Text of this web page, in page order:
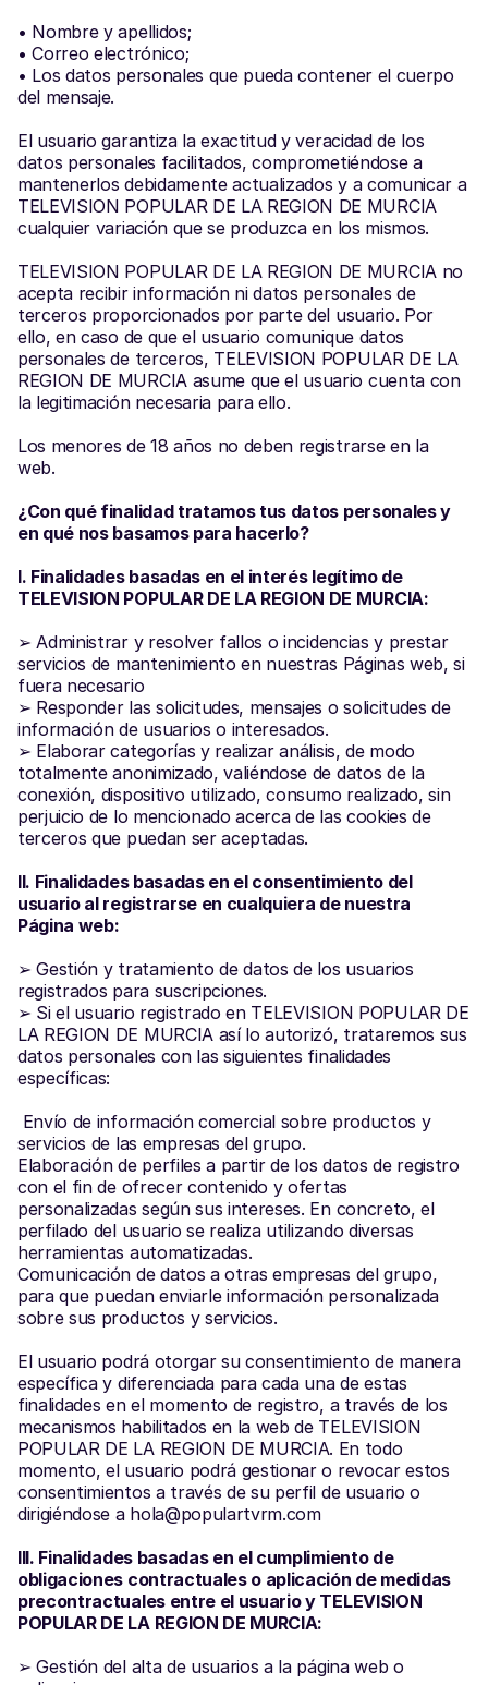
• Nombre y apellidos;
• Correo electrónico;
• Los datos personales que pueda contener el cuerpo
del mensaje.
El usuario garantiza la exactitud y veracidad de los
datos personales facilitados, comprometiéndose a
mantenerlos debidamente actualizados y a comunicar a
TELEVISION POPULAR DE LA REGION DE MURCIA
cualquier variación que se produzca en los mismos.
TELEVISION POPULAR DE LA REGION DE MURCIA no
acepta recibir información ni datos personales de
terceros proporcionados por parte del usuario. Por
ello, en caso de que el usuario comunique datos
personales de terceros, TELEVISION POPULAR DE LA
REGION DE MURCIA asume que el usuario cuenta con
la legitimación necesaria para ello.
Los menores de 18 años no deben registrarse en la
web.
¿Con qué finalidad tratamos tus datos personales y
en qué nos basamos para hacerlo?
I. Finalidades basadas en el interés legítimo de
TELEVISION POPULAR DE LA REGION DE MURCIA:
➢ Administrar y resolver fallos o incidencias y prestar
servicios de mantenimiento en nuestras Páginas web, si
fuera necesario
➢ Responder las solicitudes, mensajes o solicitudes de
información de usuarios o interesados.
➢ Elaborar categorías y realizar análisis, de modo
totalmente anonimizado, valiéndose de datos de la
conexión, dispositivo utilizado, consumo realizado, sin
perjuicio de lo mencionado acerca de las cookies de
terceros que puedan ser aceptadas.
II. Finalidades basadas en el consentimiento del
usuario al registrarse en cualquiera de nuestra
Página web:
➢ Gestión y tratamiento de datos de los usuarios
registrados para suscripciones.
➢ Si el usuario registrado en TELEVISION POPULAR DE
LA REGION DE MURCIA así lo autorizó, trataremos sus
datos personales con las siguientes finalidades
específicas:
Envío de información comercial sobre productos y
servicios de las empresas del grupo.
Elaboración de perfiles a partir de los datos de registro
con el fin de ofrecer contenido y ofertas
personalizadas según sus intereses. En concreto, el
perfilado del usuario se realiza utilizando diversas
herramientas automatizadas.
Comunicación de datos a otras empresas del grupo,
para que puedan enviarle información personalizada
sobre sus productos y servicios.
El usuario podrá otorgar su consentimiento de manera
específica y diferenciada para cada una de estas
finalidades en el momento de registro, a través de los
mecanismos habilitados en la web de TELEVISION
POPULAR DE LA REGION DE MURCIA. En todo
momento, el usuario podrá gestionar o revocar estos
consentimientos a través de su perfil de usuario o
dirigiéndose a hola@populartvrm.com
III. Finalidades basadas en el cumplimiento de
obligaciones contractuales o aplicación de medidas
precontractuales entre el usuario y TELEVISION
POPULAR DE LA REGION DE MURCIA:
➢ Gestión del alta de usuarios a la página web o